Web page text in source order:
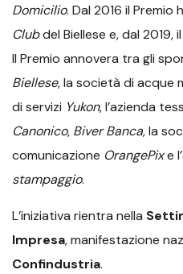
Domicilio. Dal 2016 il Premio
Clubdel Biellese e, dal 2019, il
Il Premio annovera tra gli
Biellese, la società di acque
di servizi Yukon, l’azienda
Canonico, Biver Banca, la
comunicazione OrangePixe
stampaggio.
L’iniziativa rientra nella
Impresa, manifestazione
Confindustria.